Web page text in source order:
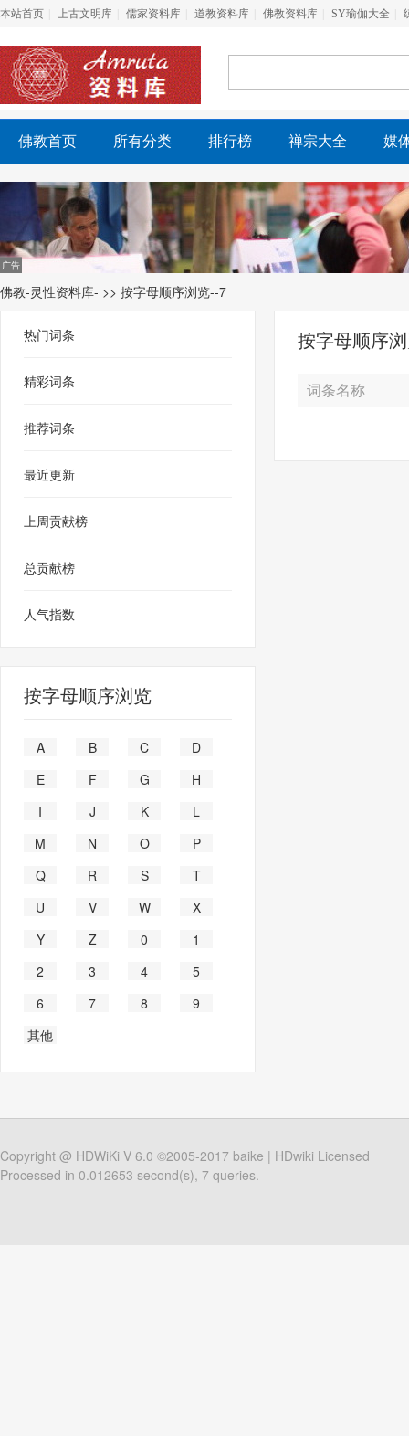
本站首页 上古文明库 儒家资料库 道教资料库 佛教资料库 SY瑜伽大全
佛教首页 所有分类 排行榜 禅宗大全 媒
佛教-灵性资料库- >> 按字母顺序浏览--7
按字母顺序
词条名称
热门词条
精彩词条
推荐词条
最近更新
上周贡献榜
总贡献榜
人气指数
按字母顺序浏览
A B C
D
E
F G
H
I
J K
L
M
N O
P
Q
R S
T
U
V W
X
Y
Z 0
1
2
3 4
5
6
7 8
9
其他
Copyright @ HDWiKi V 6.0 ©2005-2017 baike | HDwiki Licensed
Processed in 0.012653 second(s), 7 queries.